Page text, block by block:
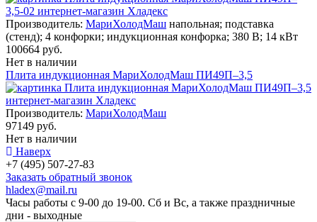
Производитель: МариХолодМаш напольная; подставка
(стенд); 4 конфорки; индукционная конфорка; 380 В; 14 кВт
100664 руб.
Нет в наличии
Плита индукционная МариХолодМаш ПИ49П–3,5
Производитель: МариХолодМаш
97149 руб.
Нет в наличии
Наверх
+7 (495) 507-27-83
Заказать обратный звонок
hladex@mail.ru
Часы работы с 9-00 до 19-00. Сб и Вс, а также праздничные
дни - выходные